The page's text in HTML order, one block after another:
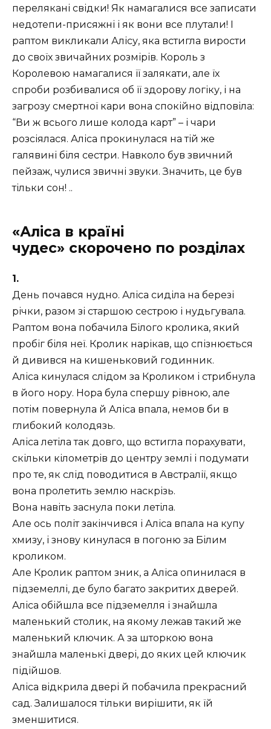
перелякані свідки! Як намагалися все записати
недотепи-присяжні і як вони все плутали! І
раптом викликали Алісу, яка встигла вирости
до своїх звичайних розмірів. Король з
Королевою намагалися її залякати, але їх
спроби розбивалися об її здорову логіку, і на
загрозу смертної кари вона спокійно відповіла:
“Ви ж всього лише колода карт” – і чари
розсіялася. Аліса прокинулася на тій же
галявині біля сестри. Навколо був звичний
пейзаж, чулися звичні звуки. Значить, це був
тільки сон! ..
«Аліса в країні
чудес» скорочено по розділах
1.
День почався нудно. Аліса сиділа на березі
річки, разом зі старшою сестрою і нудьгувала.
Раптом вона побачила Білого кролика, який
пробіг біля неї. Кролик нарікав, що спізнюється
й дивився на кишеньковий годинник.
Аліса кинулася слідом за Кроликом і стрибнула
в його нору. Нора була спершу рівною, але
потім повернула й Аліса впала, немов би в
глибокий колодязь.
Аліса летіла так довго, що встигла порахувати,
скільки кілометрів до центру землі і подумати
про те, як слід поводитися в Австралії, якщо
вона пролетить землю наскрізь.
Вона навіть заснула поки летіла.
Але ось політ закінчився і Аліса впала на купу
хмизу, і знову кинулася в погоню за Білим
кроликом.
Але Кролик раптом зник, а Аліса опинилася в
підземеллі, де було багато закритих дверей.
Аліса обійшла все підземелля і знайшла
маленький столик, на якому лежав такий же
маленький ключик. А за шторкою вона
знайшла маленькі двері, до яких цей ключик
підійшов.
Аліса відкрила двері й побачила прекрасний
сад. Залишалося тільки вирішити, як їй
зменшитися.